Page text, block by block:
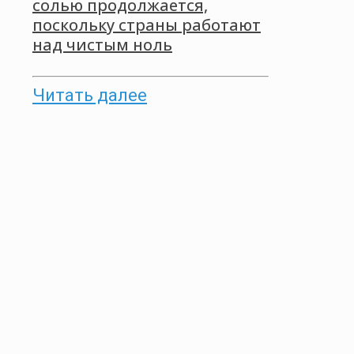
солью продолжается,
поскольку страны работают
над чистым ноль
Читать далее